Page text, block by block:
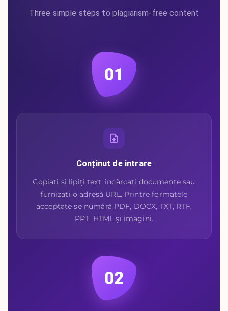
Three simple steps to plagiarism-free content
01
Conținut de intrare
Copiați și lipiți text, încărcați documente sau
furnizați o adresă URL. Printre formatele
acceptate se numără PDF, DOCX, TXT, RTF,
PPT, HTML și imagini.
02